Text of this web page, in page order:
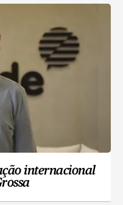
internacional